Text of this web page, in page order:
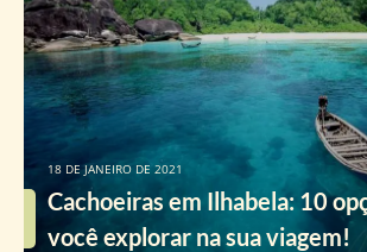
Cachoeiras em Ilhabela: 10
você explorar na sua viagem!
18 DE JANEIRO DE 2021